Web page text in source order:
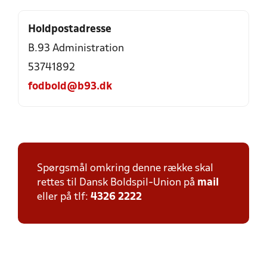
Holdpostadresse
B.93 Administration
53741892
fodbold@b93.dk
Spørgsmål omkring denne række skal
rettes til Dansk Boldspil-Union på mail
eller på tlf: 4326 2222